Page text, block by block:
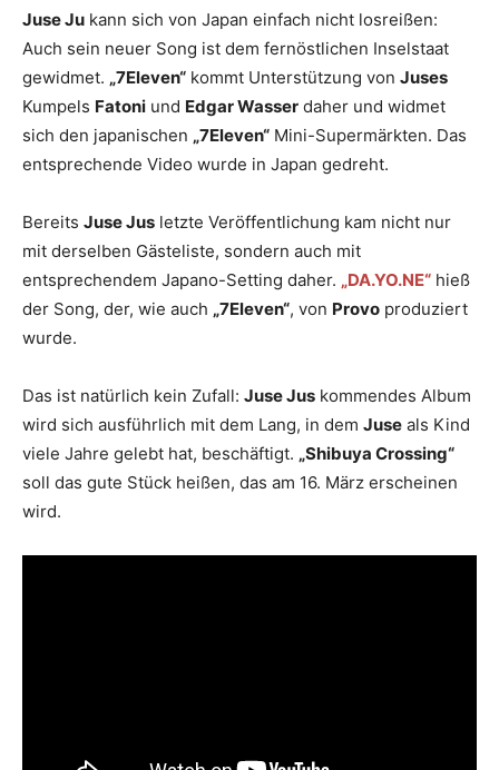
Juse Ju kann sich von Japan einfach nicht losreißen:
Auch sein neuer Song ist dem fernöstlichen Inselstaat
gewidmet. „7Eleven“ kommt Unterstützung von Juses
Kumpels Fatoni und Edgar Wasser daher und widmet
sich den japanischen „7Eleven“ Mini-Supermärkten. Das
entsprechende Video wurde in Japan gedreht.
Bereits Juse Jus letzte Veröffentlichung kam nicht nur
mit derselben Gästeliste, sondern auch mit
entsprechendem Japano-Setting daher. „DA.YO.NE“ hieß
der Song, der, wie auch „7Eleven“, von Provo produziert
wurde.
Das ist natürlich kein Zufall: Juse Jus kommendes Album
wird sich ausführlich mit dem Lang, in dem Juse als Kind
viele Jahre gelebt hat, beschäftigt. „Shibuya Crossing“
soll das gute Stück heißen, das am 16. März erscheinen
wird.